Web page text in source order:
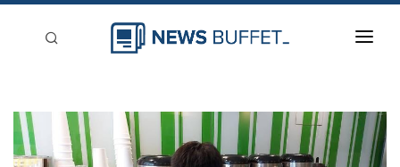
新聞稿分類
登入